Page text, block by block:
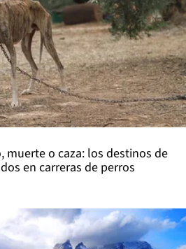
muerte o caza: los destinos de
en carreras de perros